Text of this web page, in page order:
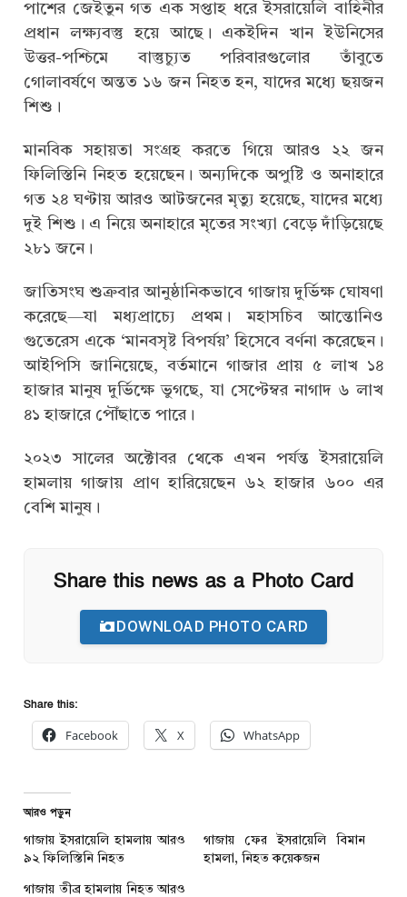
পাশের জেইতুন গত এক সপ্তাহ ধরে ইসরায়েলি বাহিনীর
প্রধান লক্ষ্যবস্তু হয়ে আছে। একইদিন খান ইউনিসের
উত্তর-পশ্চিমে বাস্তুচ্যুত পরিবারগুলোর তাঁবুতে
গোলাবর্ষণে অন্তত ১৬ জন নিহত হন, যাদের মধ্যে ছয়জন
শিশু।
মানবিক সহায়তা সংগ্রহ করতে গিয়ে আরও ২২ জন
ফিলিস্তিনি নিহত হয়েছেন। অন্যদিকে অপুষ্টি ও অনাহারে
গত ২৪ ঘণ্টায় আরও আটজনের মৃত্যু হয়েছে, যাদের মধ্যে
দুই শিশু। এ নিয়ে অনাহারে মৃতের সংখ্যা বেড়ে দাঁড়িয়েছে
২৮১ জনে।
জাতিসংঘ শুক্রবার আনুষ্ঠানিকভাবে গাজায় দুর্ভিক্ষ ঘোষণা
করেছে—যা মধ্যপ্রাচ্যে প্রথম। মহাসচিব আন্তোনিও
গুতেরেস একে ‘মানবসৃষ্ট বিপর্যয়’ হিসেবে বর্ণনা করেছেন।
আইপিসি জানিয়েছে, বর্তমানে গাজার প্রায় ৫ লাখ ১৪
হাজার মানুষ দুর্ভিক্ষে ভুগছে, যা সেপ্টেম্বর নাগাদ ৬ লাখ
৪১ হাজারে পৌঁছাতে পারে।
২০২৩ সালের অক্টোবর থেকে এখন পর্যন্ত ইসরায়েলি
হামলায় গাজায় প্রাণ হারিয়েছেন ৬২ হাজার ৬০০ এর
বেশি মানুষ।
Share this news as a Photo Card
DOWNLOAD PHOTO CARD
Share this:
Facebook X WhatsApp
আরও পড়ুন
গাজায় ইসরায়েলি হামলায় আরও
৯২ ফিলিস্তিনি নিহত
গাজায় ফের ইসরায়েলি বিমান
হামলা, নিহত কয়েকজন
গাজায় তীব্র হামলায় নিহত আরও